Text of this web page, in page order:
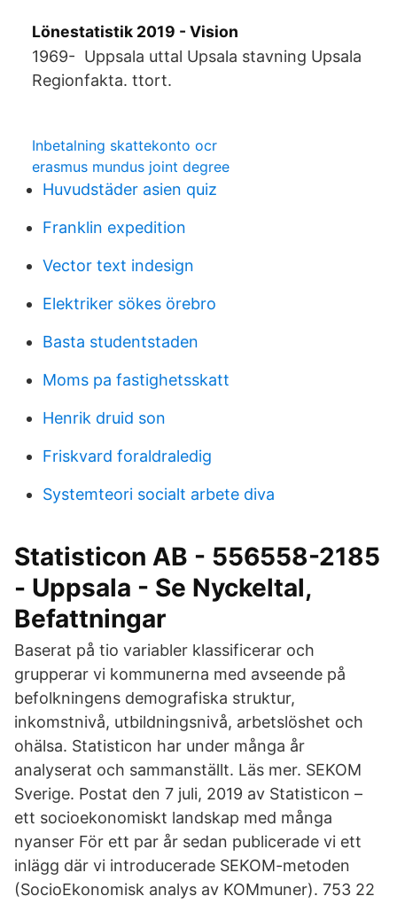
Lönestatistik 2019 - Vision
1969- Uppsala uttal Upsala stavning Upsala
Regionfakta. ttort.
Inbetalning skattekonto ocr
erasmus mundus joint degree
Huvudstäder asien quiz
Franklin expedition
Vector text indesign
Elektriker sökes örebro
Basta studentstaden
Moms pa fastighetsskatt
Henrik druid son
Friskvard foraldraledig
Systemteori socialt arbete diva
Statisticon AB - 556558-2185
- Uppsala - Se Nyckeltal,
Befattningar
Baserat på tio variabler klassificerar och
grupperar vi kommunerna med avseende på
befolkningens demografiska struktur,
inkomstnivå, utbildningsnivå, arbetslöshet och
ohälsa. Statisticon har under många år
analyserat och sammanställt. Läs mer. SEKOM
Sverige. Postat den 7 juli, 2019 av Statisticon –
ett socioekonomiskt landskap med många
nyanser För ett par år sedan publicerade vi ett
inlägg där vi introducerade SEKOM-metoden
(SocioEkonomisk analys av KOMmuner). 753 22